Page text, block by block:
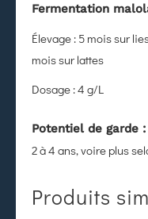
Fermentation
Élevage : 5 mois sur
mois sur lattes
Dosage : 4 g/L
Potentiel de garde :
2 à 4 ans, voire plus
Produits